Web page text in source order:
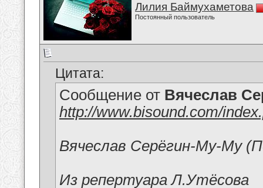
Лилия Баймухаметова
Постоянный пользователь
Цитата:
Сообщение от Вячеслав
http://www.bisound.com/
Вячеслав Серёгин-Му-Му
Из репертуара Л.Утёсова